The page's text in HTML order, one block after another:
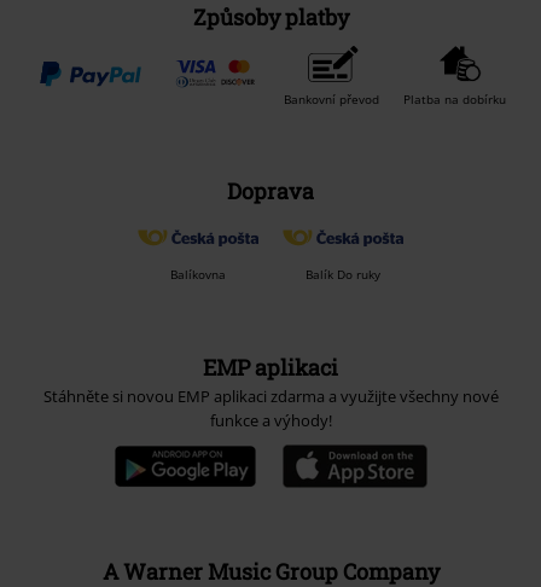
Způsoby platby
Bankovní převod Platba na dobírku
Doprava
Balíkovna Balík Do ruky
EMP aplikaci
Stáhněte si novou EMP aplikaci zdarma a využijte všechny nové
funkce a výhody!
A Warner Music Group Company